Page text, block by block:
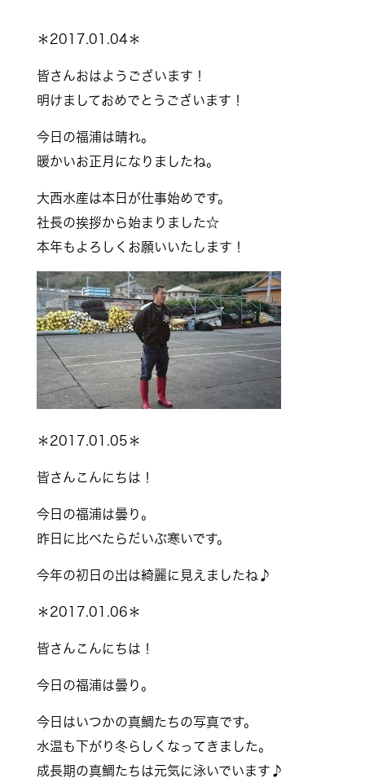
＊2017.01.04＊
皆さんおはようございます！
明けましておめでとうございます！
今日の福浦は晴れ。
暖かいお正月になりましたね。
大西水産は本日が仕事始めです。
社長の挨拶から始まりました☆
本年もよろしくお願いいたします！
＊2017.01.05＊
皆さんこんにちは！
今日の福浦は曇り。
昨日に比べたらだいぶ寒いです。
今年の初日の出は綺麗に見えましたね♪
＊2017.01.06＊
皆さんこんにちは！
今日の福浦は曇り。
今日はいつかの真鯛たちの写真です。
水温も下がり冬らしくなってきました。
成長期の真鯛たちは元気に泳いでいます♪